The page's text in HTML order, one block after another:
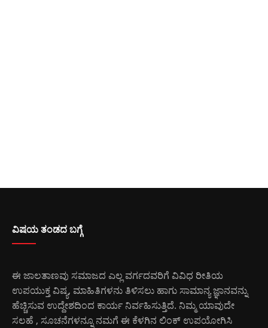
ವಿಷಯ ತಂಡದ ಬಗ್ಗೆ
ಈ ಜಾಲತಾಣವು ಸಮಾಜದ ಎಲ್ಲ ವರ್ಗದವರಿಗೆ ವಿವಿಧ ರೀತಿಯ
ಉಪಯುಕ್ತ ವಿಷ್ಯ, ಮಾಹಿತಿಗಳನು ತಿಳಿಸಲು ಹಾಗು ಸಾಮಾನ್ಯ ಜ್ಞಾನವನ್ನು
ಹೆಚ್ಚಿಸುವ ಉದ್ದೇಶದಿಂದ ಕಾರ್ಯ ನಿರ್ವಹಿಸುತ್ತಿದೆ. ನಿಮ್ಮ ಯಾವುದೇ
ಸಲಹೆ , ಸೂಚನೆಗಳನ್ನೂ ನಮಗೆ ಈ ಕೆಳಗಿನ ಲಿಂಕ್ ಉಪಯೋಗಿಸಿ